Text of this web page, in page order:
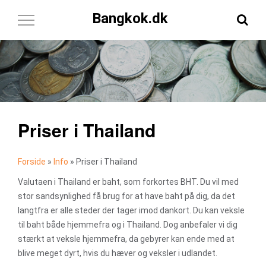
Bangkok.dk
Toggle
Priser i Thailand
Forside » Info » Priser i Thailand
Valutaen i Thailand er baht, som forkortes BHT. Du vil med
stor sandsynlighed få brug for at have baht på dig, da det
langtfra er alle steder der tager imod dankort. Du kan veksle
til baht både hjemmefra og i Thailand. Dog anbefaler vi dig
stærkt at veksle hjemmefra, da gebyrer kan ende med at
blive meget dyrt, hvis du hæver og veksler i udlandet.